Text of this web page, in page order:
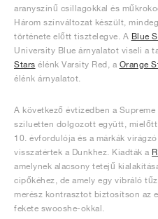
aranyszínű csillagokkal és
Három színváltozat készült,
története előtt tisztelegve. A Blue
University Blue árnyalatot viseli a
Stars élénk Varsity Red, a Orange
élénk árnyalatot.
A következő évtizedben a
sziluetten dolgozott együtt,
10. évfordulója és a márkák
visszatértek a Dunkhez. Kiadták a
amelynek alacsony tetejű
cipőkéhez, de amely egy vibráló
merész kontrasztot biztosítson az
fekete swooshe-okkal.